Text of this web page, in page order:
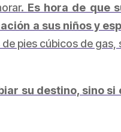
Es hora de que
a sus niños y
pies cúbicos de gas,
su destino, sino